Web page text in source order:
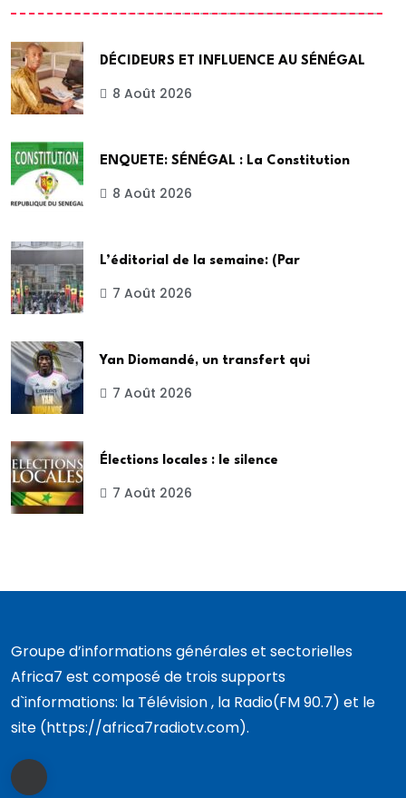
DÉCIDEURS ET INFLUENCE AU SÉNÉGAL
8 Août 2026
ENQUETE: SÉNÉGAL : La Constitution
8 Août 2026
L’éditorial de la semaine: (Par
7 Août 2026
Yan Diomandé, un transfert qui
7 Août 2026
Élections locales : le silence
7 Août 2026
Groupe d’informations générales et sectorielles
Africa7 est composé de trois supports
d`informations: la Télévision , la Radio(FM 90.7) et le
site (https://africa7radiotv.com).